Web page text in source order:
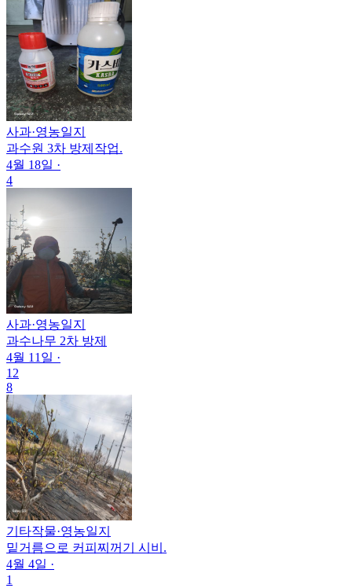
사과·영농일지
과수원 3차 방제작업.
4월 18일 ·
4
사과·영농일지
과수나무 2차 방제
4월 11일 ·
12
8
기타작물·영농일지
밑거름으로 커피찌꺼기 시비.
4월 4일 ·
1